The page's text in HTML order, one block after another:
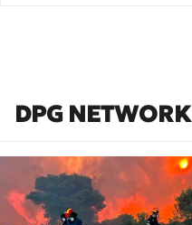
DPG NETWORK